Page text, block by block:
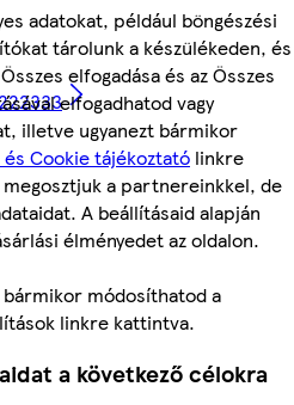
adatokat, például böngészési
tárolunk a készülékeden, és
elfogadása és az Összes
elfogadhatod vagy
illetve ugyanezt bármikor
Cookie tájékoztató linkre
a partnereinkkel, de
A beállításaid alapján
élményedet az oldalon.
módosíthatod a
linkre kattintva.
a következő célokra